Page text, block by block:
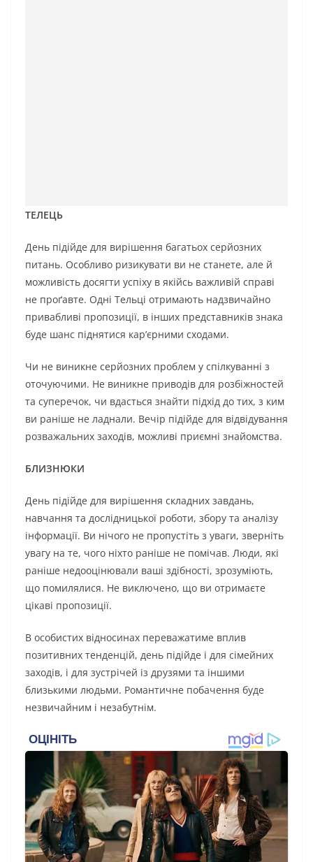
ТЕЛЕЦЬ
День підійде для вирішення багатьох серйозних
питань. Особливо ризикувати ви не станете, але й
можливість досягти успіху в якійсь важливій справі
не проґавте. Одні Тельці отримають надзвичайно
привабливі пропозиції, в інших представників знака
буде шанс піднятися кар’єрними сходами.
Чи не виникне серйозних проблем у спілкуванні з
оточуючими. Не виникне приводів для розбіжностей
та суперечок, чи вдасться знайти підхід до тих, з ким
ви раніше не ладнали. Вечір підійде для відвідування
розважальних заходів, можливі приємні знайомства.
БЛИЗНЮКИ
День підійде для вирішення складних завдань,
навчання та дослідницької роботи, збору та аналізу
інформації. Ви нічого не пропустіть з уваги, зверніть
увагу на те, чого ніхто раніше не помічав. Люди, які
раніше недооцінювали ваші здібності, зрозуміють,
що помилялися. Не виключено, що ви отримаєте
цікаві пропозиції.
В особистих відносинах переважатиме вплив
позитивних тенденцій, день підійде і для сімейних
заходів, і для зустрічей із друзями та іншими
близькими людьми. Романтичне побачення буде
незвичайним і незабутнім.